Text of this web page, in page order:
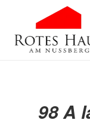
98 A